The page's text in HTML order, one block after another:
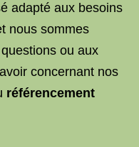
adapté aux besoins
nous sommes
ou aux
concernant nos
référencement